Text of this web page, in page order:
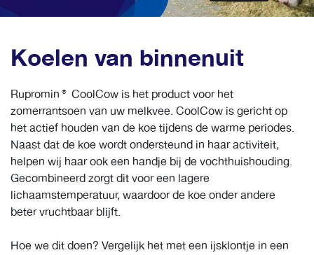
Koelen van binnenuit
Rupromin® CoolCow is het product voor het
zomerrantsoen van uw melkvee. CoolCow is gericht op
het actief houden van de koe tijdens de warme periodes.
Naast dat de koe wordt ondersteund in haar activiteit,
helpen wij haar ook een handje bij de vochthuishouding.
Gecombineerd zorgt dit voor een lagere
lichaamstemperatuur, waardoor de koe onder andere
beter vruchtbaar blijft.
Hoe we dit doen? Vergelijk het met een ijsklontje in een